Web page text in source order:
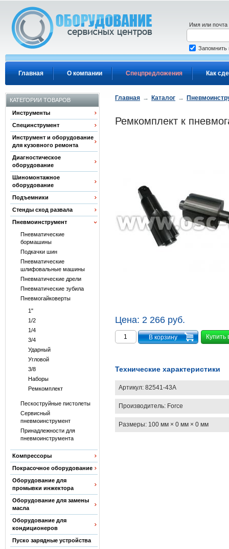
Главная О компании Спецпредложения Как
Имя или почта
Запомнить
КАТЕГОРИИ ТОВАРОВ
Инструменты
Специнструмент
Инструмент и оборудование
для кузовного ремонта
Диагностическое
оборудование
Шиномонтажное
оборудование
Подъемники
Стенды сход развала
Пневмоинструмент
Пневматические
бормашины
Подкачки шин
Пневматические
шлифовальные машины
Пневматические дрели
Пневматические зубила
Пневмогайковерты
1"
1/2
1/4
3/4
Ударный
Угловой
3/8
Наборы
Ремкомплект
Пескоструйные пистолеты
Сервисный
пневмоинструмент
Принадлежности для
пневмоинструмента
Компрессоры
Покрасочное оборудование
Оборудование для
промывки инжектора
Оборудование для замены
масла
Оборудование для
кондиционеров
Пуско зарядные устройства
Главная → Каталог →
Ремкомплект к
Цена: 2 266 руб.
Купить
Технические характеристики
Артикул: 82541-43A
Производитель: Force
Размеры: 100 мм × 0 мм × 0 мм